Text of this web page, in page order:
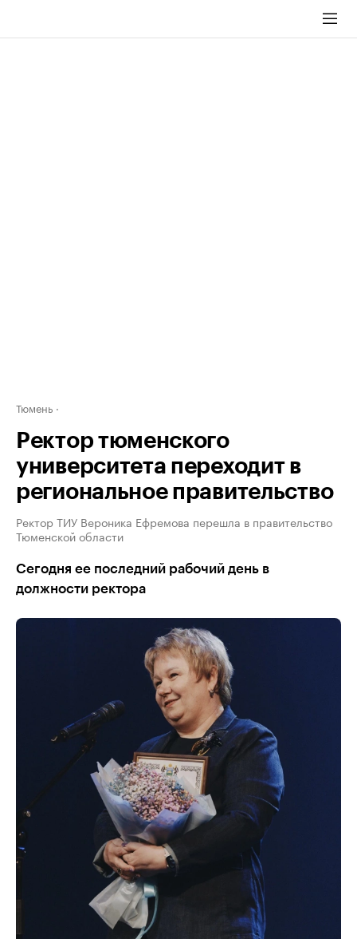
Тюмень
Ректор тюменского
университета переходит в
региональное правительство
Ректор ТИУ Вероника Ефремова перешла в правительство
Тюменской области
Сегодня ее последний рабочий день в
должности ректора